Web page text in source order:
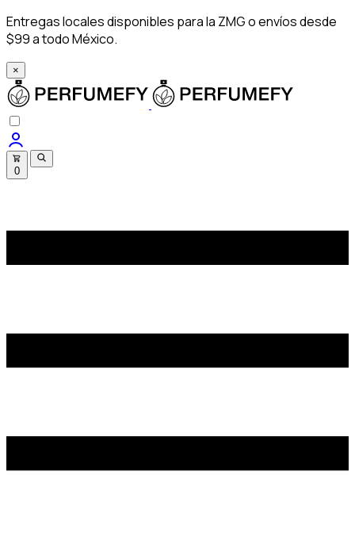
Entregas locales disponibles para la ZMG o envíos desde
$99 a todo México.
×
0